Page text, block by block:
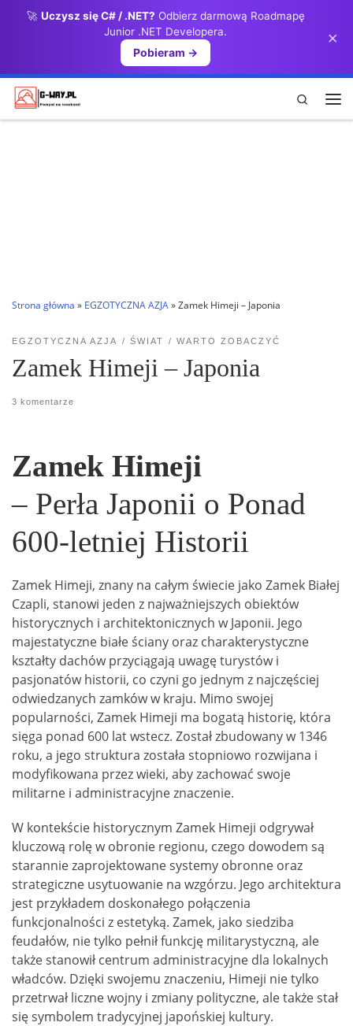
🚀 Uczysz się C# / .NET? Odbierz darmową Roadmapę
Junior .NET Developera.
Pobieram →
×
Przejdź do treści
Search
Strona główna » EGZOTYCZNA AZJA»Zamek Himeji – Japonia
EGZOTYCZNA AZJA ŚWIAT WARTO ZOBACZYĆ
Zamek Himeji – Japonia
3 komentarze
Zamek Himeji
– Perła Japonii o Ponad
600-letniej Historii
Zamek Himeji, znany na całym świecie jako Zamek Białej
Czapli, stanowi jeden z najważniejszych obiektów
historycznych i architektonicznych w Japonii. Jego
majestatyczne białe ściany oraz charakterystyczne
kształty dachów przyciągają uwagę turystów i
pasjonatów historii, co czyni go jednym z najczęściej
odwiedzanych zamków w kraju. Mimo swojej
popularności, Zamek Himeji ma bogatą historię, która
sięga ponad 600 lat wstecz. Został zbudowany w 1346
roku, a jego struktura została stopniowo rozwijana i
modyfikowana przez wieki, aby zachować swoje
militarne i administracyjne znaczenie.
W kontekście historycznym Zamek Himeji odgrywał
kluczową rolę w obronie regionu, czego dowodem są
starannie zaprojektowane systemy obronne oraz
strategiczne usytuowanie na wzgórzu. Jego architektura
jest przykładem doskonałego połączenia
funkcjonalności z estetyką. Zamek, jako siedziba
feudałów, nie tylko pełnił funkcję militarystyczną, ale
także stanowił centrum administracyjne dla lokalnych
władców. Dzięki swojemu znaczeniu, Himeji nie tylko
przetrwał liczne wojny i zmiany polityczne, ale także stał
się symbolem tradycyjnej japońskiej kultury.